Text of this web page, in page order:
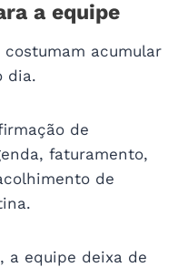
a equipe
acumular
dia.
de
faturamento,
de
a equipe deixa de